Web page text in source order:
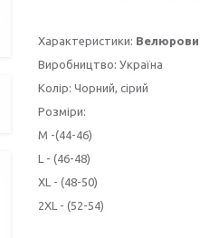
Характеристики:
Виробництво: Україна
Колір: Чорний, сірий
Розміри:
M -(44-46)
L - (46-48)
XL - (48-50)
2XL - (52-54)